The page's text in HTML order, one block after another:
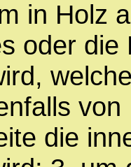
in Holz
oder
die